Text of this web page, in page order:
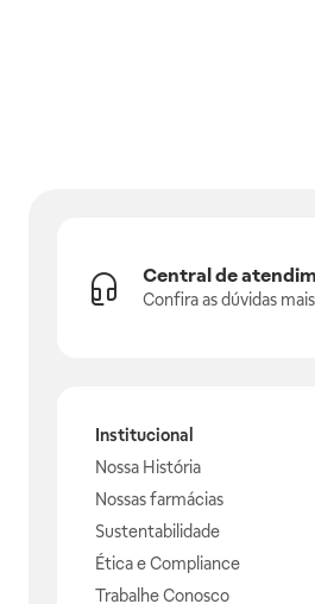
Central de
Confira as dúvidas
Institucional
Nossa História
Nossas farmácias
Sustentabilidade
Ética e Compliance
Trabalhe Conosco